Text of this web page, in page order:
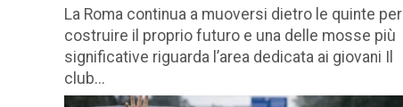
La Roma continua a muoversi dietro le quinte per
costruire il proprio futuro e una delle mosse più
significative riguarda l’area dedicata ai giovani Il
club...